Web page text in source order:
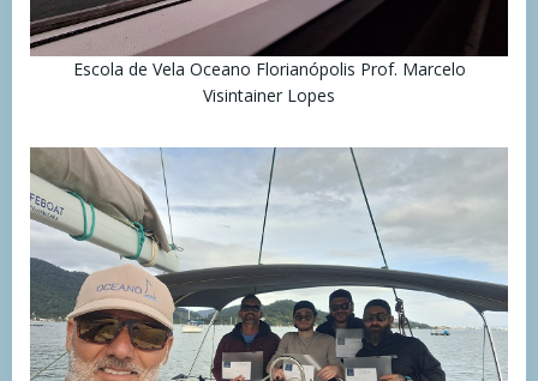
Escola de Vela Oceano Florianópolis Prof. Marcelo
Visintainer Lopes